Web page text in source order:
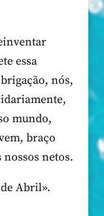
essa
nós,
mundo,
braço
netos.
Abril».